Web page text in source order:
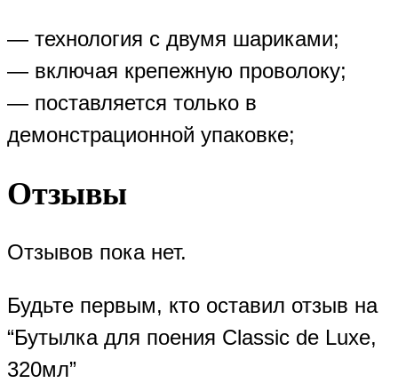
— технология с двумя шариками;
— включая крепежную проволоку;
— поставляется только в
демонстрационной упаковке;
Отзывы
Отзывов пока нет.
Будьте первым, кто оставил отзыв на
“Бутылка для поения Classic de Luxe,
320мл”